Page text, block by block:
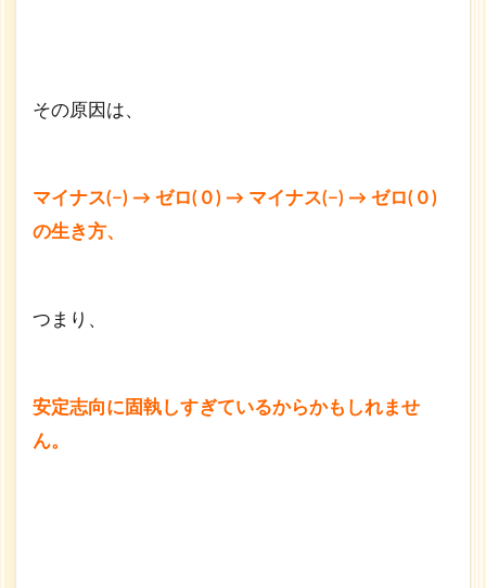
その原因は、
マイナス(−) → ゼロ(０) → マイナス(−) → ゼロ(０)
の生き方、
つまり、
安定志向に固執しすぎているからかもしれませ
ん。